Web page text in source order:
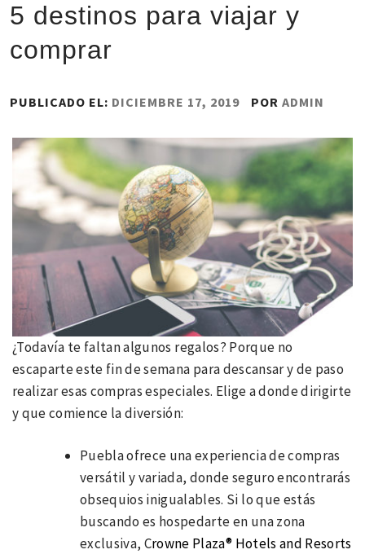
5 destinos para viajar y
comprar
PUBLICADO EL: DICIEMBRE 17, 2019 POR ADMIN
¿Todavía te faltan algunos regalos? Porque no
escaparte este fin de semana para descansar y de paso
realizar esas compras especiales. Elige a donde dirigirte
y que comience la diversión:
Puebla ofrece una experiencia de compras
versátil y variada, donde seguro encontrarás
obsequios inigualables. Si lo que estás
buscando es hospedarte en una zona
exclusiva, Crowne Plaza® Hotels and Resorts